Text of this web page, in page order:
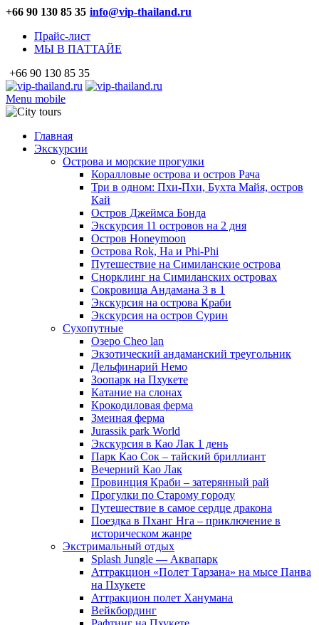
+66 90 130 85 35 info@vip-thailand.ru
Прайс-лист
МЫ В ПАТТАЙЕ
+66 90 130 85 35
Menu mobile
Главная
Экскурсии
Острова и морские прогулки
Коралловые острова и остров Рача
Три в одном: Пхи-Пхи, Бухта Майя, остров
Кай
Остров Джеймса Бонда
Экскурсия 11 островов на 2 дня
Остров Honeymoon
Острова Rok, Ha и Phi-Phi
Путешествие на Симиланские острова
Снорклинг на Симиланских островах
Сокровища Андамана 3 в 1
Экскурсия на острова Краби
Экскурсия на остров Сурин
Сухопутные
Озеро Cheo lan
Экзотический андаманский треугольник
Дельфинарий Немо
Зоопарк на Пхукете
Катание на слонах
Крокодиловая ферма
Змеиная ферма
Jurassik park World
Экскурсия в Као Лак 1 день
Парк Као Сок – тайский бриллиант
Вечерний Као Лак
Провинция Краби – затерянный рай
Прогулки по Старому городу
Путешествие в самое сердце дракона
Поездка в Пханг Нга – приключение в
историческом жанре
Экстримальный отдых
Splash Jungle — Аквапарк
Аттракцион «Полет Тарзана» на мысе Панва
на Пхукете
Аттракцион полет Ханумана
Вейкбординг